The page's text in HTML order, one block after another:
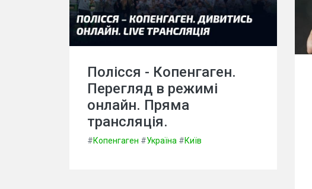
Полісся - Копенгаген.
Перегляд в режимі
онлайн. Пряма
трансляція.
#Копенгаген #Україна #Київ